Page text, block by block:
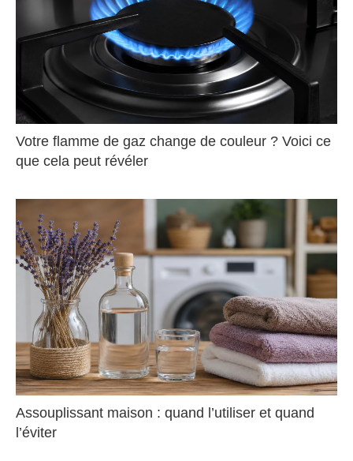
Votre flamme de gaz change de couleur ? Voici ce
que cela peut révéler
Assouplissant maison : quand l’utiliser et quand
l’éviter